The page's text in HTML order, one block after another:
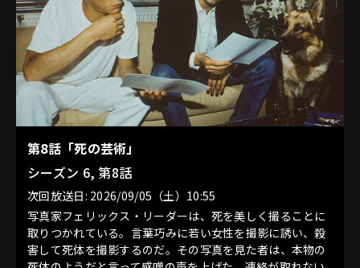
第8話「死の芸術」
シーズン 6, 第8話
次回放送日: 2026/09/05（土）10:55
写真家フェリックス・リーダーは、死を美しく撮ることに
取りつかれている。言葉巧みに若い女性を撮影に誘い、殺
害して死体を撮影するのだ。その写真を見た者は、本物の